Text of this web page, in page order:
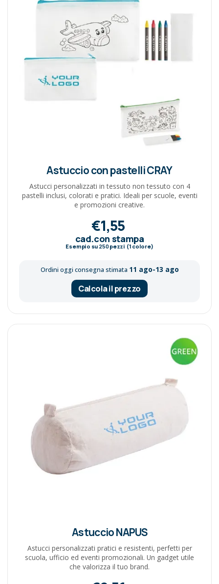
Astuccio con pastelli CRAY
Astucci personalizzati in tessuto non tessuto con 4
pastelli inclusi, colorati e pratici. Ideali per scuole, eventi
e promozioni creative.
€1,55
cad.con stampa
Esempio su 250pezzi (1 colore)
Ordini oggi consegna stimata 11 ago-13 ago
Calcola il prezzo
Astuccio NAPUS
Astucci personalizzati pratici e resistenti, perfetti per
scuola, ufficio ed eventi promozionali. Un gadget utile
che valorizza il tuo brand.